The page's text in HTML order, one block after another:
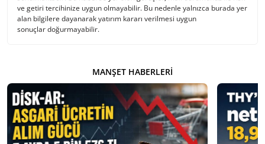
ve getiri tercihinize uygun olmayabilir. Bu nedenle yalnızca burada yer
alan bilgilere dayanarak yatırım kararı verilmesi uygun
sonuçlar doğurmayabilir.
MANŞET HABERLERI